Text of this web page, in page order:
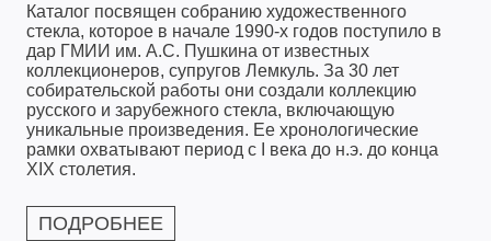
Каталог посвящен собранию художественного
стекла, которое в начале 1990-х годов поступило в
дар ГМИИ им. А.С. Пушкина от известных
коллекционеров, супругов Лемкуль. За 30 лет
собирательской работы они создали коллекцию
русского и зарубежного стекла, включающую
уникальные произведения. Ее хронологические
рамки охватывают период с I века до н.э. до конца
XIX столетия.
ПОДРОБНЕЕ